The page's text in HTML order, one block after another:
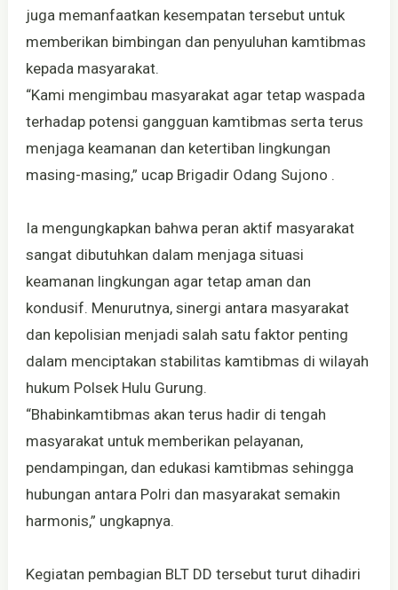
juga memanfaatkan kesempatan tersebut untuk
memberikan bimbingan dan penyuluhan kamtibmas
kepada masyarakat.
“Kami mengimbau masyarakat agar tetap waspada
terhadap potensi gangguan kamtibmas serta terus
menjaga keamanan dan ketertiban lingkungan
masing-masing,” ucap Brigadir Odang Sujono .
Ia mengungkapkan bahwa peran aktif masyarakat
sangat dibutuhkan dalam menjaga situasi
keamanan lingkungan agar tetap aman dan
kondusif. Menurutnya, sinergi antara masyarakat
dan kepolisian menjadi salah satu faktor penting
dalam menciptakan stabilitas kamtibmas di wilayah
hukum Polsek Hulu Gurung.
“Bhabinkamtibmas akan terus hadir di tengah
masyarakat untuk memberikan pelayanan,
pendampingan, dan edukasi kamtibmas sehingga
hubungan antara Polri dan masyarakat semakin
harmonis,” ungkapnya.
Kegiatan pembagian BLT DD tersebut turut dihadiri